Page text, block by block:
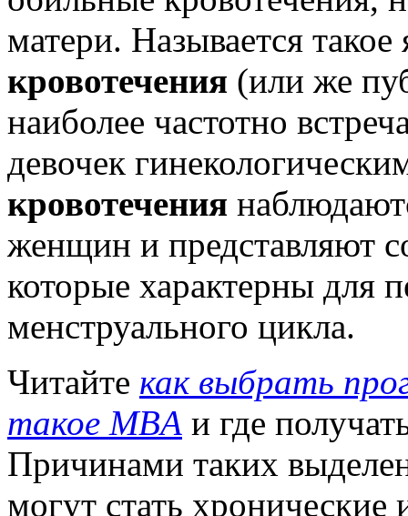
матери. Называется
кровотечения (или же
наиболее частотно
девочек
кровотечения
женщин и представляют
которые характерны для
менструального цикла.
Читайте как выбрать
такое MBA и где
Причинами таких
могут стать